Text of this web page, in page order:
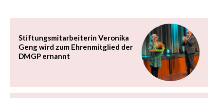
Stiftungsmitarbeiterin Veronika
Geng wird zum Ehrenmitglied der
DMGP ernannt